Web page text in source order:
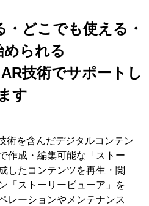
どこでも使える・
められる
技術でサポートし
ます
術を含んだデジタルコンテン
作成・編集可能な「ストー
したコンテンツを再生・閲
「ストーリービューア」を
レーションやメンテナンス